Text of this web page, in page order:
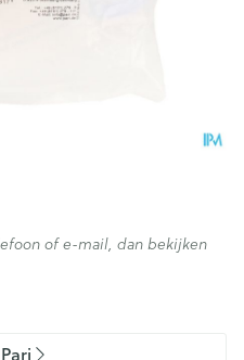
of e-mail, dan bekijken